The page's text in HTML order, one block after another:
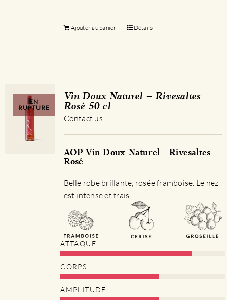
Ajouter au panier Détails
EN
RUPTURE
Vin Doux Naturel – Rivesaltes
Rosé 50 cl
Contact us
AOP Vin Doux Naturel - Rivesaltes
Rosé
Belle robe brillante, rosée framboise. Le nez
est intense et frais.
ATTAQUE
CORPS
AMPLITUDE